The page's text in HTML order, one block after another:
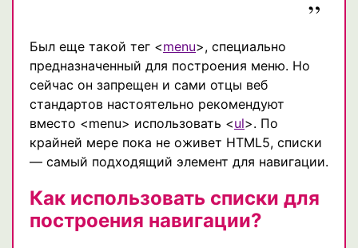
Был еще такой тег <menu>, специально
предназначенный для построения меню. Но
сейчас он запрещен и сами отцы веб
стандартов настоятельно рекомендуют
вместо <menu> использовать <ul>. По
крайней мере пока не оживет HTML5, списки
— самый подходящий элемент для навигации.
Как использовать списки для
построения навигации?